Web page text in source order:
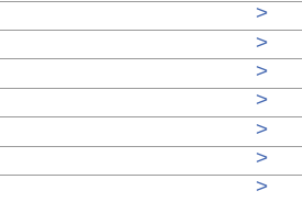
>
>
>
>
>
>
>